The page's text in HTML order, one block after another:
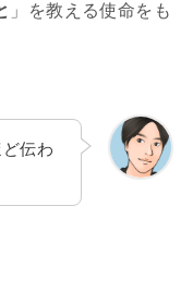
」を教える使命をも
伝わ